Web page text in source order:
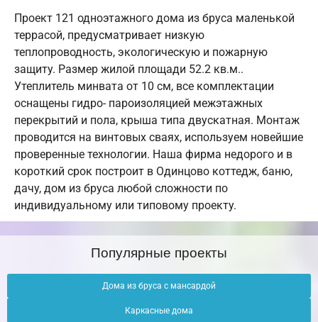
Проект 121 одноэтажного дома из бруса маленькой
террасой, предусматривает низкую
теплопроводность, экологическую и пожарную
защиту. Размер жилой площади 52.2 кв.м..
Утеплитель минвата от 10 см, все комплектации
оснащены гидро- пароизоляцией межэтажных
перекрытий и пола, крыша типа двускатная. Монтаж
проводится на винтовых сваях, используем новейшие
проверенные технологии. Наша фирма недорого и в
короткий срок построит в Одинцово коттедж, баню,
дачу, дом из бруса любой сложности по
индивидуальному или типовому проекту.
Популярные проекты
Дома из бруса с мансардой
Каркасные дома